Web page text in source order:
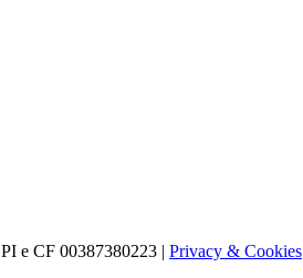
PI e CF 00387380223 | Privacy & Cookies